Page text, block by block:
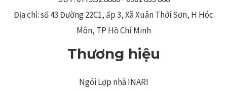
Địa chỉ: số 43 Đường 22C1, ấp 3, Xã Xuân Thới Sơn, H Hóc
Môn, TP Hồ Chí Minh
Thương hiệu
Ngói Lợp nhà INARI